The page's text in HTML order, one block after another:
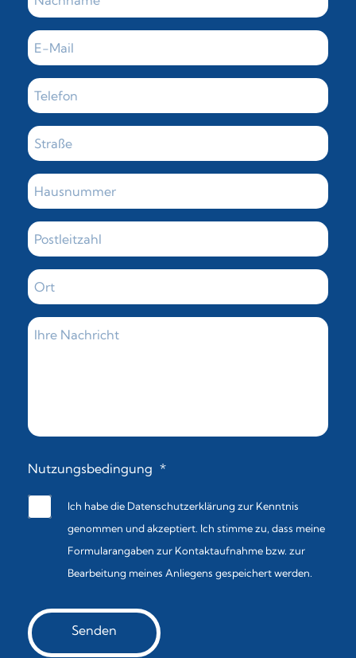
Nutzungsbedingung *
Ich habe die Datenschutzerklärung zur Kenntnis
genommen und akzeptiert. Ich stimme zu, dass meine
Formularangaben zur Kontaktaufnahme bzw. zur
Bearbeitung meines Anliegens gespeichert werden.
Senden